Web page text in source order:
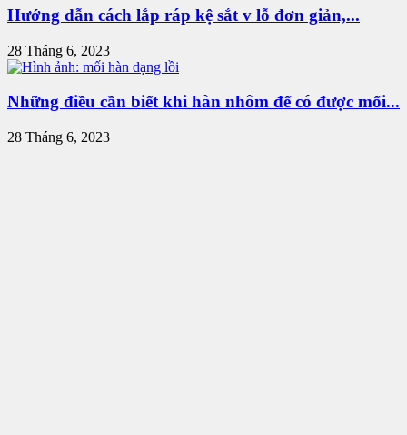
Hướng dẫn cách lắp ráp kệ sắt v lỗ đơn giản,...
28 Tháng 6, 2023
Những điều cần biết khi hàn nhôm để có được mối...
28 Tháng 6, 2023